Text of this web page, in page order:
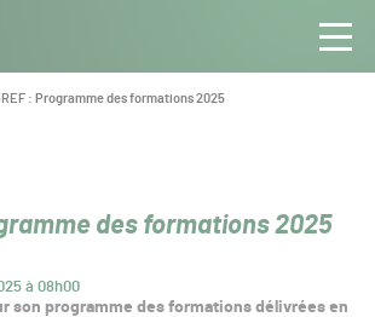
cookies
: Programme des formations 2025
des formations 2025
à 08h00
son programme des formations délivrées en